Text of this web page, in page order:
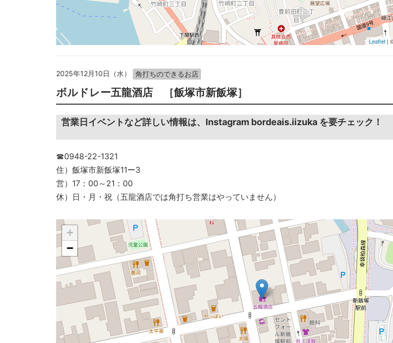
Leaflet |
2025年12月10日（水） 角打ちのできるお店
ボルドレー五龍酒店 ［飯塚市新飯塚］
営業日イベントなど詳しい情報は、Instagram bordeais.iizuka を要チェック！
☎0948-22-1321
住）飯塚市新飯塚11ー3
営）17：00～21：00
休）日・月・祝（五龍酒店では角打ち営業はやっていません）
+
−